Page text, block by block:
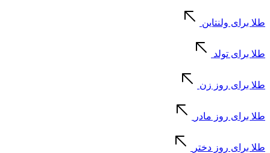
طلا برای ولنتاین
طلا برای تولد
طلا برای روز زن
طلا برای روز مادر
طلا برای روز دختر